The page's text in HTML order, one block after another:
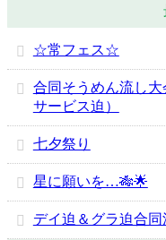
☆常フェス☆
合同そうめん流し
サービス迫）
七夕祭り
星に願いを…🎋🌟
デイ迫＆グラ迫合